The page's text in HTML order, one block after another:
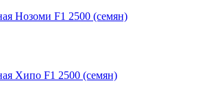
Нозоми F1 2500 (семян)
Хипо F1 2500 (семян)